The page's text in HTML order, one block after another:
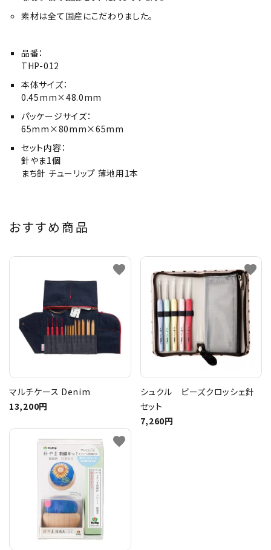
素材は全て国産にこだわりました。
品番：
THP-012
本体サイズ：
0.45mm×48.0mm
パッケージサイズ：
65mm×80mm×65mm
セット内容：
針やま1個
まち針 チューリップ 薄地用1本
おすすめ商品
マルチケース Denim
13,200円
favorite
シュクル ビーズクロッシェ針
セット
7,260円
favorite
favorite